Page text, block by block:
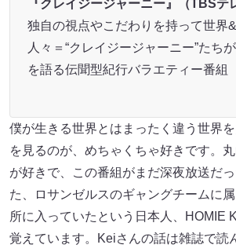
『クレイジージャーニー』（TBSテ
独自の視点やこだわりを持って世界
人々＝“クレイジージャーニー”たち
を語る伝聞型紀行バラエティー番組
僕が生きる世界とはまったく違う世界
を見るのが、めちゃくちゃ好きです。
が好きで、この番組がまだ深夜放送だ
た、ロサンゼルスのギャングチームに
所に入っていたという日本人、HOMIE
覚えています。Keiさんの話は雑誌で読